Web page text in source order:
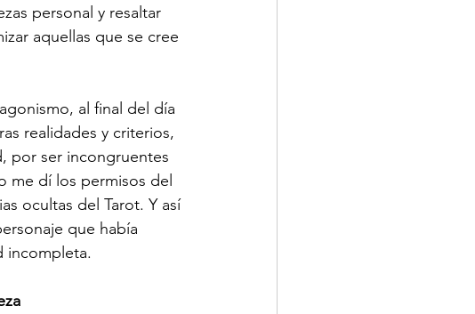
personal y resaltar
aquellas que se cree
al final del día
realidades y criterios,
por ser incongruentes
me dí los permisos del
ocultas del Tarot. Y así
que había
incompleta.